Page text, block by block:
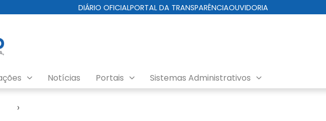
DIÁRIO OFICIALPORTAL DA TRANSPARÊNCIAOUVIDORIA
Notícias Portais Sistemas Administrativos
›